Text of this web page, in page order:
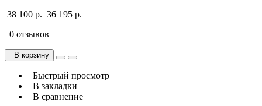
38 100 р. 36 195 р.
0 отзывов
В корзину
Быстрый просмотр
В закладки
В сравнение